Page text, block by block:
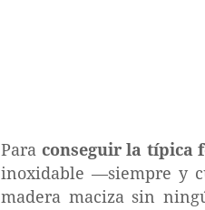
Para conseguir la típica
inoxidable —siempre y
madera maciza sin